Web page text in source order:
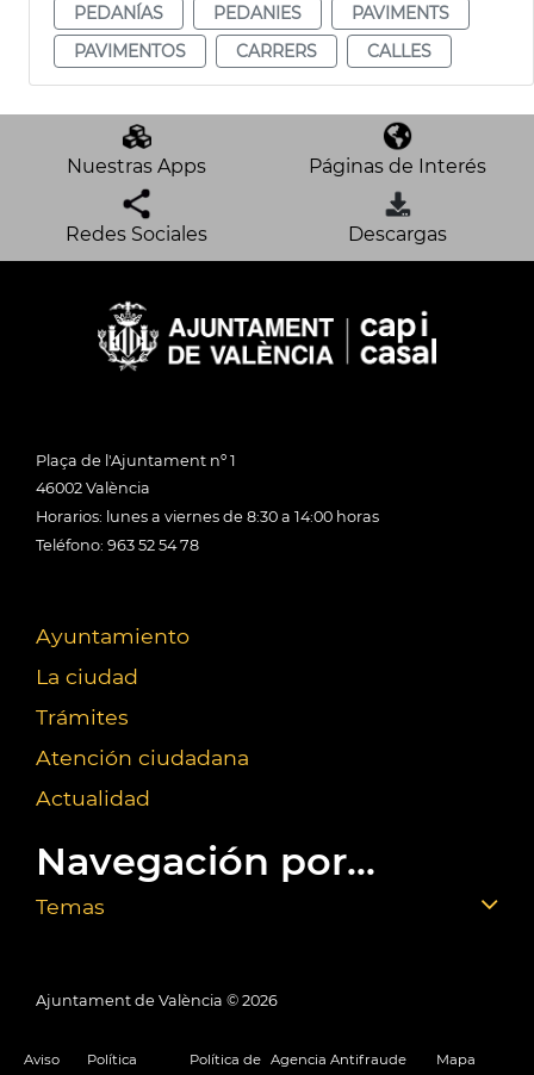
PEDANÍAS
PEDANIES
PAVIMENTS
PAVIMENTOS
CARRERS CALLES
Nuestras Apps Páginas de Interés
Redes Sociales Descargas
Plaça de l'Ajuntament nº 1
46002 València
Horarios: lunes a viernes de 8:30 a 14:00 horas
Teléfono: 963 52 54 78
Ayuntamiento
La ciudad
Trámites
Atención ciudadana
Actualidad
Navegación por...
Temas
Ajuntament de València © 2026
Aviso
Política
Política de Agencia Antifraude
Mapa